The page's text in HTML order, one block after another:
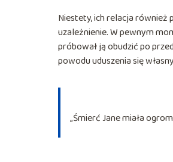
Niestety, ich relacja również
uzależnienie. W pewnym
próbował ją obudzić po
powodu uduszenia się
„Śmierć Jane miała